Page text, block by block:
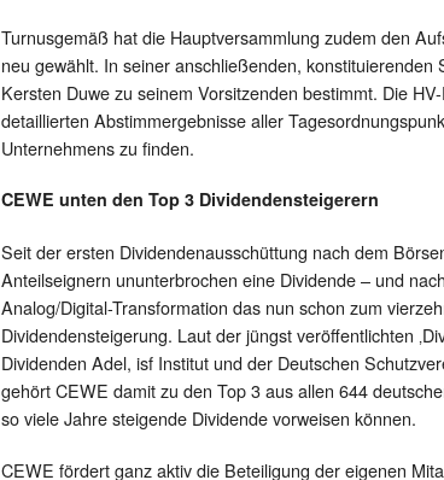
Turnusgemäß hat die Hauptversammlung zudem den
neu gewählt. In seiner anschließenden,
Kersten Duwe zu seinem Vorsitzenden bestimmt. Die
detaillierten Abstimmergebnisse aller
Unternehmens zu finden.
CEWE unten den Top 3 Dividendensteigerern
Seit der ersten Dividendenausschüttung nach dem
Anteilseignern ununterbrochen eine Dividende – und
Analog/Digital-Transformation das nun schon zum
Dividendensteigerung. Laut der jüngst veröffentlichten
Dividenden Adel, isf Institut und der Deutschen
gehört CEWE damit zu den Top 3 aus allen 644
so viele Jahre steigende Dividende vorweisen können.
CEWE fördert ganz aktiv die Beteiligung der eigenen